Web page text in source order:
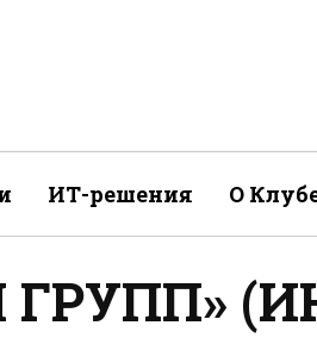
ИТ-решения О
ГРУПП»